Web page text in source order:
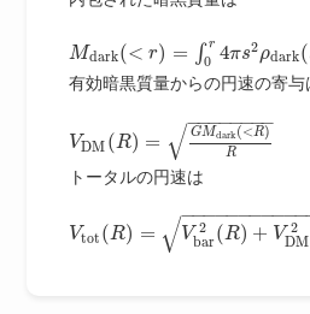
Mdark(< r) = ∫ r
0 4πs2ρdark(
有効暗黒質量からの円速の寄与
VDM (R) = GMdark (<R)
R
− −
−−−−−−
√
トータルの円速は
Vtot (R) = V 2
bar(R) + V 2
DM
−−−−−−−−−−−
√